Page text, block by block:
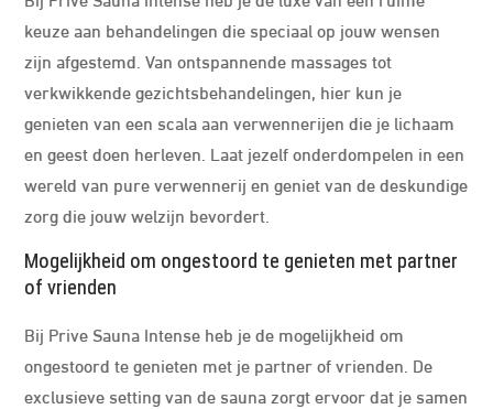
keuze aan behandelingen die speciaal op jouw wensen
zijn afgestemd. Van ontspannende massages tot
verkwikkende gezichtsbehandelingen, hier kun je
genieten van een scala aan verwennerijen die je lichaam
en geest doen herleven. Laat jezelf onderdompelen in een
wereld van pure verwennerij en geniet van de deskundige
zorg die jouw welzijn bevordert.
Mogelijkheid om ongestoord te genieten met partner
of vrienden
Bij Prive Sauna Intense heb je de mogelijkheid om
ongestoord te genieten met je partner of vrienden. De
exclusieve setting van de sauna zorgt ervoor dat je samen